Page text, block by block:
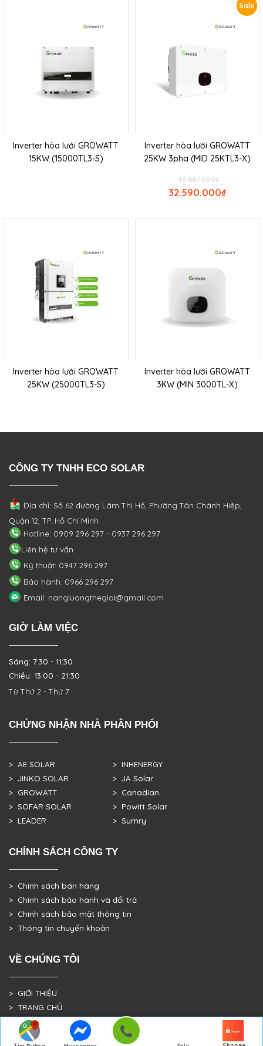
Inverter hòa lưới GROWATT
15KW (15000TL3-S)
Sale
Inverter hòa lưới GROWATT
25KW 3pha (MID 25KTL3-X)
₫
43.667.000
₫
32.590.000
Inverter hòa lưới GROWATT
25KW (25000TL3-S)
Inverter hòa lưới GROWATT
3KW (MIN 3000TL-X)
CÔNG TY TNHH ECO SOLAR
Địa chỉ: Số 62 đường Lâm Thị Hố, PhườngTân Chánh Hiệp,
Quận 12, TP. Hồ Chí Minh
Hotline: 0909 296 297 - 0937 296 297
Liên hệ tư vấn
Kỹ thuật: 0947 296 297
Bảo hành: 0966 296 297
Email: nangluongthegioi@gmail.com
GIỜ LÀM VIỆC
Sáng: 7:30 - 11:30
Chiều: 13:00 - 21:30
Từ Thứ 2 - Thứ 7
CHỨNG NHẬN NHÀ PHÂN PHỐI
> AE SOLAR
> JINKO SOLAR
> GROWATT
> SOFAR SOLAR
> LEADER
> INHENERGY
> JA Solar
> Canadian
> Powitt Solar
> Sumry
CHÍNH SÁCH CÔNG TY
> Chính sách bán hàng
> Chính sách bảo hành và đổi trả
> Chính sách bảo mật thông tin
> Thông tin chuyển khoản
VỀ CHÚNG TÔI
> GIỚI THIỆU
> TRANG CHỦ
> DỰ ÁN THỰC TẾ